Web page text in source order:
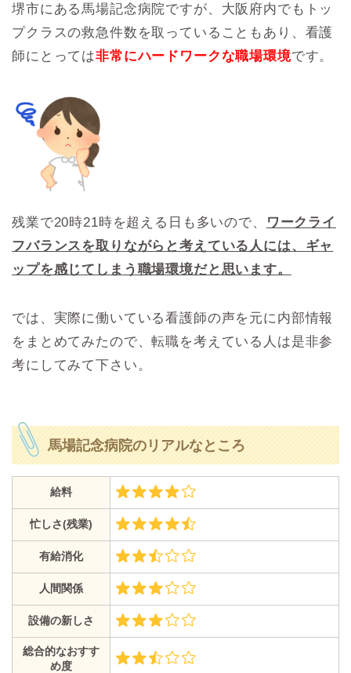
堺市にある馬場記念病院ですが、大阪府内でもトッ
プクラスの救急件数を取っていることもあり、看護
師にとっては非常にハードワークな職場環境です。
残業で20時21時を超える日も多いので、
ワークライ
フバランスを取りながらと考えている人には、ギャ
ップを感じてしまう職場環境だと思います。
では、実際に働いている看護師の声を元に内部情報
をまとめてみたので、転職を考えている人は是非参
考にしてみて下さい。
馬場記念病院のリアルなところ
給料
忙しさ(残業)
有給消化
人間関係
設備の新しさ
総合的なおすす
め度